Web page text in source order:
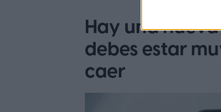
Hay una
debes estar
caer